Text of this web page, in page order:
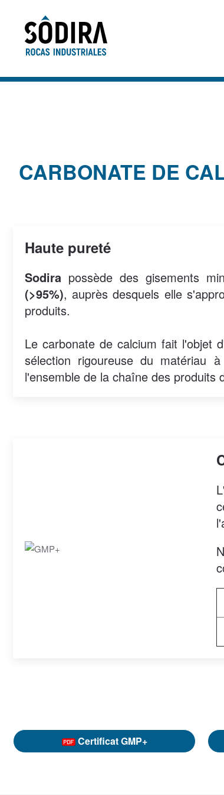
Accéder au contenu principal
CARBONATE DE
Haute pureté
Sodira possède des gisements
(>95%), auprès desquels elle
produits.
Le carbonate de calcium fait l'objet
sélection rigoureuse du matériau
l'ensemble de la chaîne des produits
Certificat GMP+